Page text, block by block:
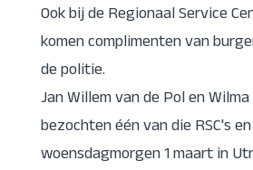
Ook bij de Regionaal Service
komen complimenten van
de politie.
Jan Willem van de Pol en
bezochten één van die RSC's
woensdagmorgen 1 maart in